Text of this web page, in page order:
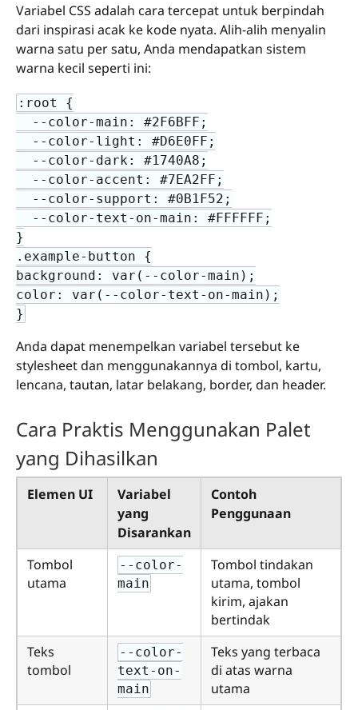
Variabel CSS adalah cara tercepat untuk berpindah
dari inspirasi acak ke kode nyata. Alih-alih menyalin
warna satu per satu, Anda mendapatkan sistem
warna kecil seperti ini:
:root {
  --color-main: #2F6BFF;
  --color-light: #D6E0FF;
  --color-dark: #1740A8;
  --color-accent: #7EA2FF;
  --color-support: #0B1F52;
  --color-text-on-main: #FFFFFF;
}
.example-button {
background: var(--color-main);
color: var(--color-text-on-main);
}
Anda dapat menempelkan variabel tersebut ke
stylesheet dan menggunakannya di tombol, kartu,
lencana, tautan, latar belakang, border, dan header.
Cara Praktis Menggunakan Palet
yang Dihasilkan
Elemen UI
Variabel
yang
Disarankan
Contoh
Penggunaan
Tombol
utama
--color-
main
Tombol tindakan
utama, tombol
kirim, ajakan
bertindak
Teks
tombol
--color-
text-on-
main
Teks yang terbaca
di atas warna
utama